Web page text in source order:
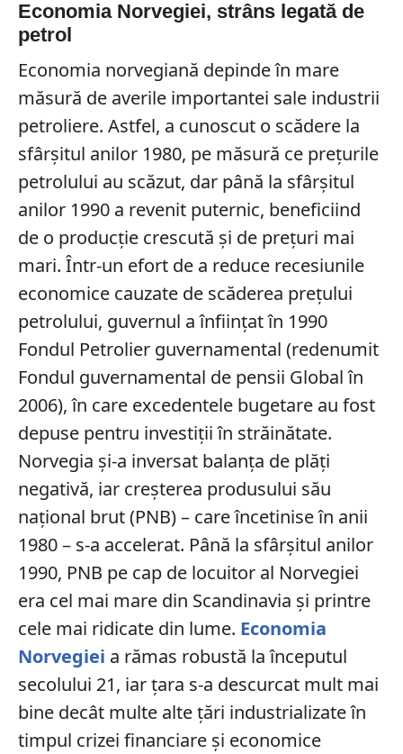
Economia Norvegiei, strâns legată de
petrol
Economia norvegiană depinde în mare
măsură de averile importantei sale industrii
petroliere. Astfel, a cunoscut o scădere la
sfârșitul anilor 1980, pe măsură ce prețurile
petrolului au scăzut, dar până la sfârșitul
anilor 1990 a revenit puternic, beneficiind
de o producție crescută și de prețuri mai
mari. Într-un efort de a reduce recesiunile
economice cauzate de scăderea prețului
petrolului, guvernul a înființat în 1990
Fondul Petrolier guvernamental (redenumit
Fondul guvernamental de pensii Global în
2006), în care excedentele bugetare au fost
depuse pentru investiții în străinătate.
Norvegia și-a inversat balanța de plăți
negativă, iar creșterea produsului său
național brut (PNB) – care încetinise în anii
1980 – s-a accelerat. Până la sfârșitul anilor
1990, PNB pe cap de locuitor al Norvegiei
era cel mai mare din Scandinavia și printre
cele mai ridicate din lume. Economia
Norvegiei a rămas robustă la începutul
secolului 21, iar țara s-a descurcat mult mai
bine decât multe alte țări industrializate în
timpul crizei financiare și economice